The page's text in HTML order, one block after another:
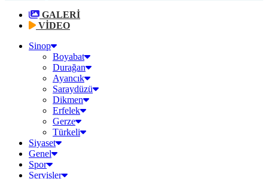
GALERİ
VİDEO
Sinop
Boyabat
Durağan
Ayancık
Saraydüzü
Dikmen
Erfelek
Gerze
Türkeli
Siyaset
Genel
Spor
Servisler